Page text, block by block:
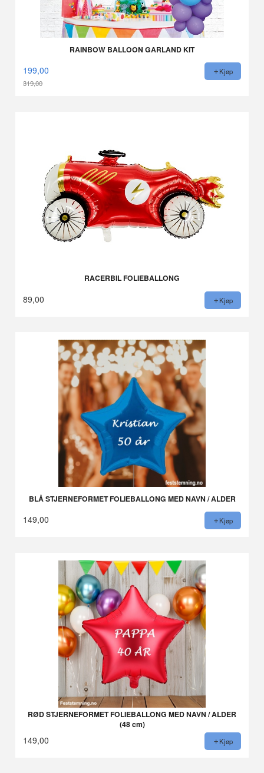
RAINBOW BALLOON GARLAND KIT
199,00
319,00
Kjøp
RACERBIL FOLIEBALLONG
89,00 Kjøp
BLÅ STJERNEFORMET FOLIEBALLONG MED NAVN / ALDER
149,00 Kjøp
RØD STJERNEFORMET FOLIEBALLONG MED NAVN / ALDER
(48 cm)
149,00 Kjøp